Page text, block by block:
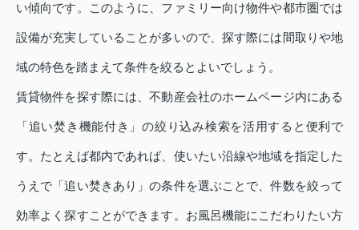
い傾向です。このように、ファミリー向け物件や都市圏では
設備が充実していることが多いので、探す際には間取りや地
域の特色を踏まえて条件を絞るとよいでしょう。
賃貸物件を探す際には、不動産会社のホームページ内にある
「追い焚き機能付き」の絞り込み検索を活用すると便利で
す。たとえば都内であれば、使いたい沿線や地域を指定した
うえで「追い焚きあり」の条件を選ぶことで、件数を絞って
効率よく探すことができます。お風呂機能にこだわりたい方